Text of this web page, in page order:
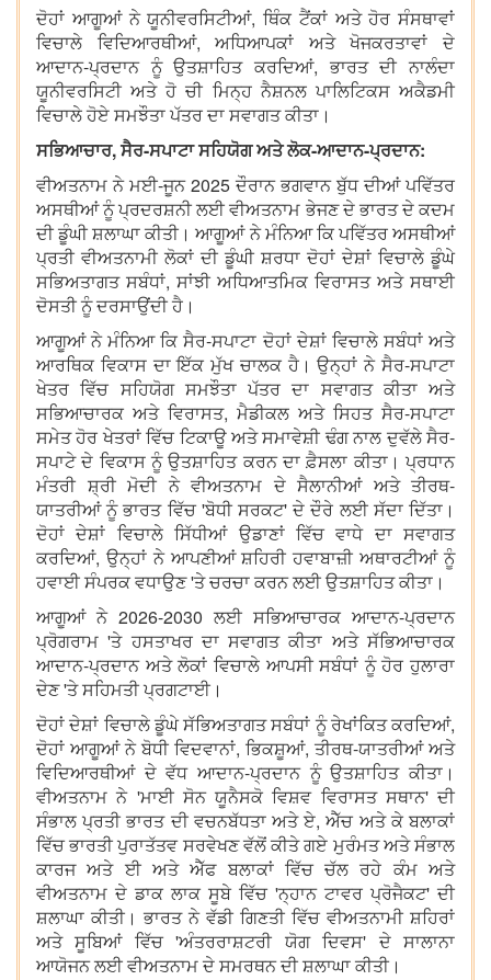
ਦੋਹਾਂ ਆਗੂਆਂ ਨੇ ਯੂਨੀਵਰਸਿਟੀਆਂ, ਥਿੰਕ ਟੈਂਕਾਂ ਅਤੇ ਹੋਰ ਸੰਸਥਾਵਾਂ
ਵਿਚਾਲੇ ਵਿਦਿਆਰਥੀਆਂ, ਅਧਿਆਪਕਾਂ ਅਤੇ ਖੋਜਕਰਤਾਵਾਂ ਦੇ
ਆਦਾਨ-ਪ੍ਰਦਾਨ ਨੂੰ ਉਤਸ਼ਾਹਿਤ ਕਰਦਿਆਂ, ਭਾਰਤ ਦੀ ਨਾਲੰਦਾ
ਯੂਨੀਵਰਸਿਟੀ ਅਤੇ ਹੋ ਚੀ ਮਿਨ੍ਹ ਨੈਸ਼ਨਲ ਪਾਲਿਟਿਕਸ ਅਕੈਡਮੀ
ਵਿਚਾਲੇ ਹੋਏ ਸਮਝੌਤਾ ਪੱਤਰ ਦਾ ਸਵਾਗਤ ਕੀਤਾ।
ਸਭਿਆਚਾਰ, ਸੈਰ-ਸਪਾਟਾ ਸਹਿਯੋਗ ਅਤੇ ਲੋਕ-ਆਦਾਨ-ਪ੍ਰਦਾਨ:
ਵੀਅਤਨਾਮ ਨੇ ਮਈ-ਜੂਨ 2025 ਦੌਰਾਨ ਭਗਵਾਨ ਬੁੱਧ ਦੀਆਂ ਪਵਿੱਤਰ
ਅਸਥੀਆਂ ਨੂੰ ਪ੍ਰਦਰਸ਼ਨੀ ਲਈ ਵੀਅਤਨਾਮ ਭੇਜਣ ਦੇ ਭਾਰਤ ਦੇ ਕਦਮ
ਦੀ ਡੂੰਘੀ ਸ਼ਲਾਘਾ ਕੀਤੀ। ਆਗੂਆਂ ਨੇ ਮੰਨਿਆ ਕਿ ਪਵਿੱਤਰ ਅਸਥੀਆਂ
ਪ੍ਰਤੀ ਵੀਅਤਨਾਮੀ ਲੋਕਾਂ ਦੀ ਡੂੰਘੀ ਸ਼ਰਧਾ ਦੋਹਾਂ ਦੇਸ਼ਾਂ ਵਿਚਾਲੇ ਡੂੰਘੇ
ਸਭਿਅਤਾਗਤ ਸਬੰਧਾਂ, ਸਾਂਝੀ ਅਧਿਆਤਮਿਕ ਵਿਰਾਸਤ ਅਤੇ ਸਥਾਈ
ਦੋਸਤੀ ਨੂੰ ਦਰਸਾਉਂਦੀ ਹੈ।
ਆਗੂਆਂ ਨੇ ਮੰਨਿਆ ਕਿ ਸੈਰ-ਸਪਾਟਾ ਦੋਹਾਂ ਦੇਸ਼ਾਂ ਵਿਚਾਲੇ ਸਬੰਧਾਂ ਅਤੇ
ਆਰਥਿਕ ਵਿਕਾਸ ਦਾ ਇੱਕ ਮੁੱਖ ਚਾਲਕ ਹੈ। ਉਨ੍ਹਾਂ ਨੇ ਸੈਰ-ਸਪਾਟਾ
ਖੇਤਰ ਵਿੱਚ ਸਹਿਯੋਗ ਸਮਝੌਤਾ ਪੱਤਰ ਦਾ ਸਵਾਗਤ ਕੀਤਾ ਅਤੇ
ਸਭਿਆਚਾਰਕ ਅਤੇ ਵਿਰਾਸਤ, ਮੈਡੀਕਲ ਅਤੇ ਸਿਹਤ ਸੈਰ-ਸਪਾਟਾ
ਸਮੇਤ ਹੋਰ ਖੇਤਰਾਂ ਵਿੱਚ ਟਿਕਾਊ ਅਤੇ ਸਮਾਵੇਸ਼ੀ ਢੰਗ ਨਾਲ ਦੁਵੱਲੇ ਸੈਰ-
ਸਪਾਟੇ ਦੇ ਵਿਕਾਸ ਨੂੰ ਉਤਸ਼ਾਹਿਤ ਕਰਨ ਦਾ ਫ਼ੈਸਲਾ ਕੀਤਾ। ਪ੍ਰਧਾਨ
ਮੰਤਰੀ ਸ਼੍ਰੀ ਮੋਦੀ ਨੇ ਵੀਅਤਨਾਮ ਦੇ ਸੈਲਾਨੀਆਂ ਅਤੇ ਤੀਰਥ-
ਯਾਤਰੀਆਂ ਨੂੰ ਭਾਰਤ ਵਿੱਚ 'ਬੋਧੀ ਸਰਕਟ' ਦੇ ਦੌਰੇ ਲਈ ਸੱਦਾ ਦਿੱਤਾ।
ਦੋਹਾਂ ਦੇਸ਼ਾਂ ਵਿਚਾਲੇ ਸਿੱਧੀਆਂ ਉਡਾਣਾਂ ਵਿੱਚ ਵਾਧੇ ਦਾ ਸਵਾਗਤ
ਕਰਦਿਆਂ, ਉਨ੍ਹਾਂ ਨੇ ਆਪਣੀਆਂ ਸ਼ਹਿਰੀ ਹਵਾਬਾਜ਼ੀ ਅਥਾਰਟੀਆਂ ਨੂੰ
ਹਵਾਈ ਸੰਪਰਕ ਵਧਾਉਣ 'ਤੇ ਚਰਚਾ ਕਰਨ ਲਈ ਉਤਸ਼ਾਹਿਤ ਕੀਤਾ।
ਆਗੂਆਂ ਨੇ 2026-2030 ਲਈ ਸਭਿਆਚਾਰਕ ਆਦਾਨ-ਪ੍ਰਦਾਨ
ਪ੍ਰੋਗਰਾਮ 'ਤੇ ਹਸਤਾਖਰ ਦਾ ਸਵਾਗਤ ਕੀਤਾ ਅਤੇ ਸੱਭਿਆਚਾਰਕ
ਆਦਾਨ-ਪ੍ਰਦਾਨ ਅਤੇ ਲੋਕਾਂ ਵਿਚਾਲੇ ਆਪਸੀ ਸਬੰਧਾਂ ਨੂੰ ਹੋਰ ਹੁਲਾਰਾ
ਦੇਣ 'ਤੇ ਸਹਿਮਤੀ ਪ੍ਰਗਟਾਈ।
ਦੋਹਾਂ ਦੇਸ਼ਾਂ ਵਿਚਾਲੇ ਡੂੰਘੇ ਸੱਭਿਅਤਾਗਤ ਸਬੰਧਾਂ ਨੂੰ ਰੇਖਾਂਕਿਤ ਕਰਦਿਆਂ,
ਦੋਹਾਂ ਆਗੂਆਂ ਨੇ ਬੋਧੀ ਵਿਦਵਾਨਾਂ, ਭਿਕਸ਼ੂਆਂ, ਤੀਰਥ-ਯਾਤਰੀਆਂ ਅਤੇ
ਵਿਦਿਆਰਥੀਆਂ ਦੇ ਵੱਧ ਆਦਾਨ-ਪ੍ਰਦਾਨ ਨੂੰ ਉਤਸ਼ਾਹਿਤ ਕੀਤਾ।
ਵੀਅਤਨਾਮ ਨੇ 'ਮਾਈ ਸੋਨ ਯੂਨੈਸਕੋ ਵਿਸ਼ਵ ਵਿਰਾਸਤ ਸਥਾਨ' ਦੀ
ਸੰਭਾਲ ਪ੍ਰਤੀ ਭਾਰਤ ਦੀ ਵਚਨਬੱਧਤਾ ਅਤੇ ਏ, ਐੱਚ ਅਤੇ ਕੇ ਬਲਾਕਾਂ
ਵਿੱਚ ਭਾਰਤੀ ਪੁਰਾਤੱਤਵ ਸਰਵੇਖਣ ਵੱਲੋਂ ਕੀਤੇ ਗਏ ਮੁਰੰਮਤ ਅਤੇ ਸੰਭਾਲ
ਕਾਰਜ ਅਤੇ ਈ ਅਤੇ ਐੱਫ ਬਲਾਕਾਂ ਵਿੱਚ ਚੱਲ ਰਹੇ ਕੰਮ ਅਤੇ
ਵੀਅਤਨਾਮ ਦੇ ਡਾਕ ਲਾਕ ਸੂਬੇ ਵਿੱਚ 'ਨ੍ਹਾਨ ਟਾਵਰ ਪ੍ਰੋਜੈਕਟ' ਦੀ
ਸ਼ਲਾਘਾ ਕੀਤੀ। ਭਾਰਤ ਨੇ ਵੱਡੀ ਗਿਣਤੀ ਵਿੱਚ ਵੀਅਤਨਾਮੀ ਸ਼ਹਿਰਾਂ
ਅਤੇ ਸੂਬਿਆਂ ਵਿੱਚ 'ਅੰਤਰਰਾਸ਼ਟਰੀ ਯੋਗ ਦਿਵਸ' ਦੇ ਸਾਲਾਨਾ
ਆਯੋਜਨ ਲਈ ਵੀਅਤਨਾਮ ਦੇ ਸਮਰਥਨ ਦੀ ਸ਼ਲਾਘਾ ਕੀਤੀ।